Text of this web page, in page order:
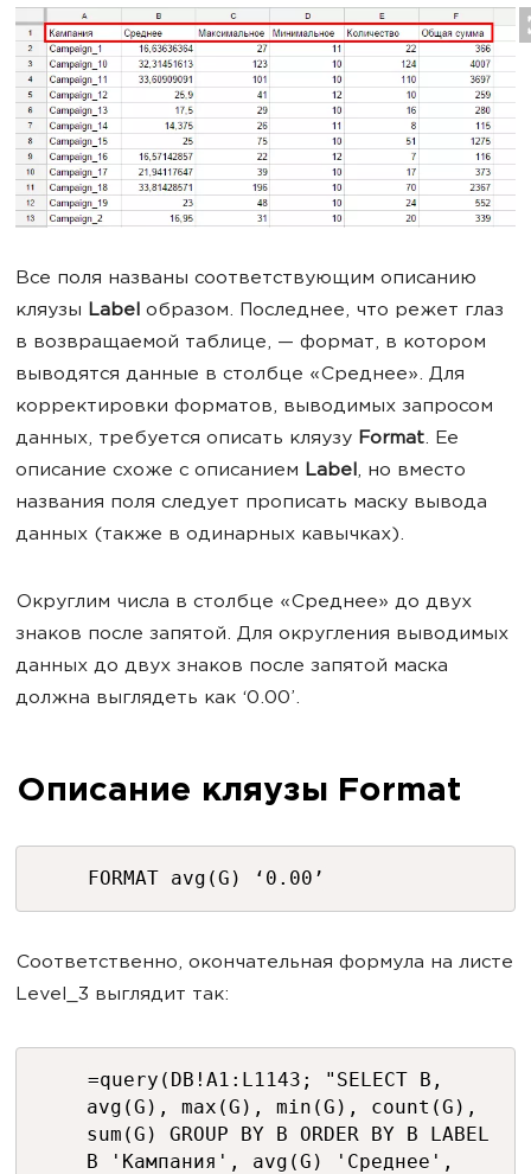
Все поля названы соответствующим описанию
кляузы Label образом. Последнее, что режет глаз
в возвращаемой таблице, — формат, в котором
выводятся данные в столбце «Среднее». Для
корректировки форматов, выводимых запросом
данных, требуется описать кляузу Format. Ее
описание схоже с описанием Label, но вместо
названия поля следует прописать маску вывода
данных (также в одинарных кавычках).
Округлим числа в столбце «Среднее» до двух
знаков после запятой. Для округления выводимых
данных до двух знаков после запятой маска
должна выглядеть как ‘0.00’.
Описание кляузы Format
FORMAT avg(G) ‘0.00’
Соответственно, окончательная формула на листе
Level_3 выглядит так:
=query(DB!A1:L1143; "SELECT B,
avg(G), max(G), min(G), count(G),
sum(G) GROUP BY B ORDER BY B LABEL
B 'Кампания', avg(G) 'Среднее',